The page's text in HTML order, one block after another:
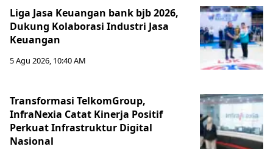
Liga Jasa Keuangan bank bjb 2026,
Dukung Kolaborasi Industri Jasa
Keuangan
5 Agu 2026, 10:40 AM
Transformasi TelkomGroup,
InfraNexia Catat Kinerja Positif
Perkuat Infrastruktur Digital
Nasional